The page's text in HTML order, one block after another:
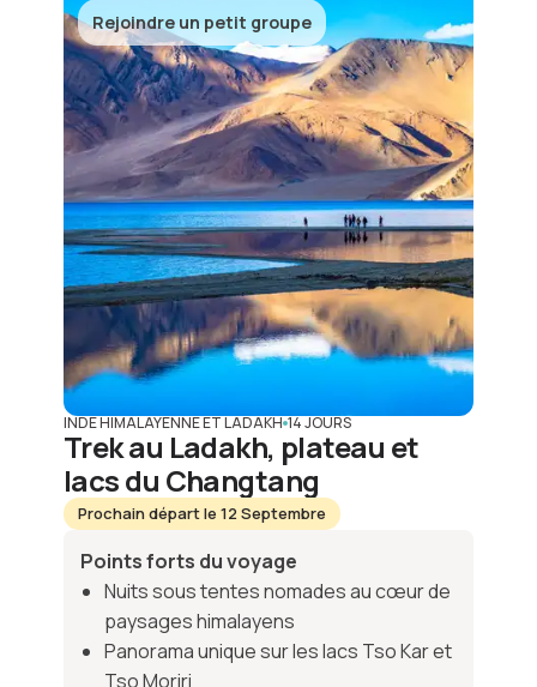
Rejoindre un petit groupe
INDE HIMALAYENNE ET LADAKH 14 JOURS
Trek au Ladakh, plateau et
lacs du Changtang
Prochain départ le 12 Septembre
Points forts du voyage
Nuits sous tentes nomades au cœur de
paysages himalayens
Panorama unique sur les lacs Tso Kar et
Tso Moriri